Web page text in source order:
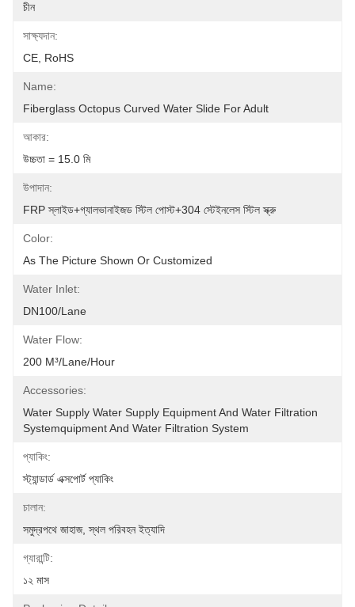
চীন
সাক্ষ্যদান:
CE, RoHS
Name:
Fiberglass Octopus Curved Water Slide For Adult
আকার:
উচ্চতা = 15.0 মি
উপাদান:
FRP স্লাইড+গ্যালভানাইজড স্টিল পোস্ট+304 স্টেইনলেস স্টিল স্ক্রু
Color:
As The Picture Shown Or Customized
Water Inlet:
DN100/Lane
Water Flow:
200 M³/lane/hour
Accessories:
Water Supply Water Supply Equipment And Water Filtration
Systemquipment And Water Filtration System
প্যাকিং:
স্ট্যান্ডার্ড এক্সপোর্ট প্যাকিং
চালান:
সমুদ্রপথে জাহাজ, স্থল পরিবহন ইত্যাদি
গ্যারান্টি:
১২ মাস